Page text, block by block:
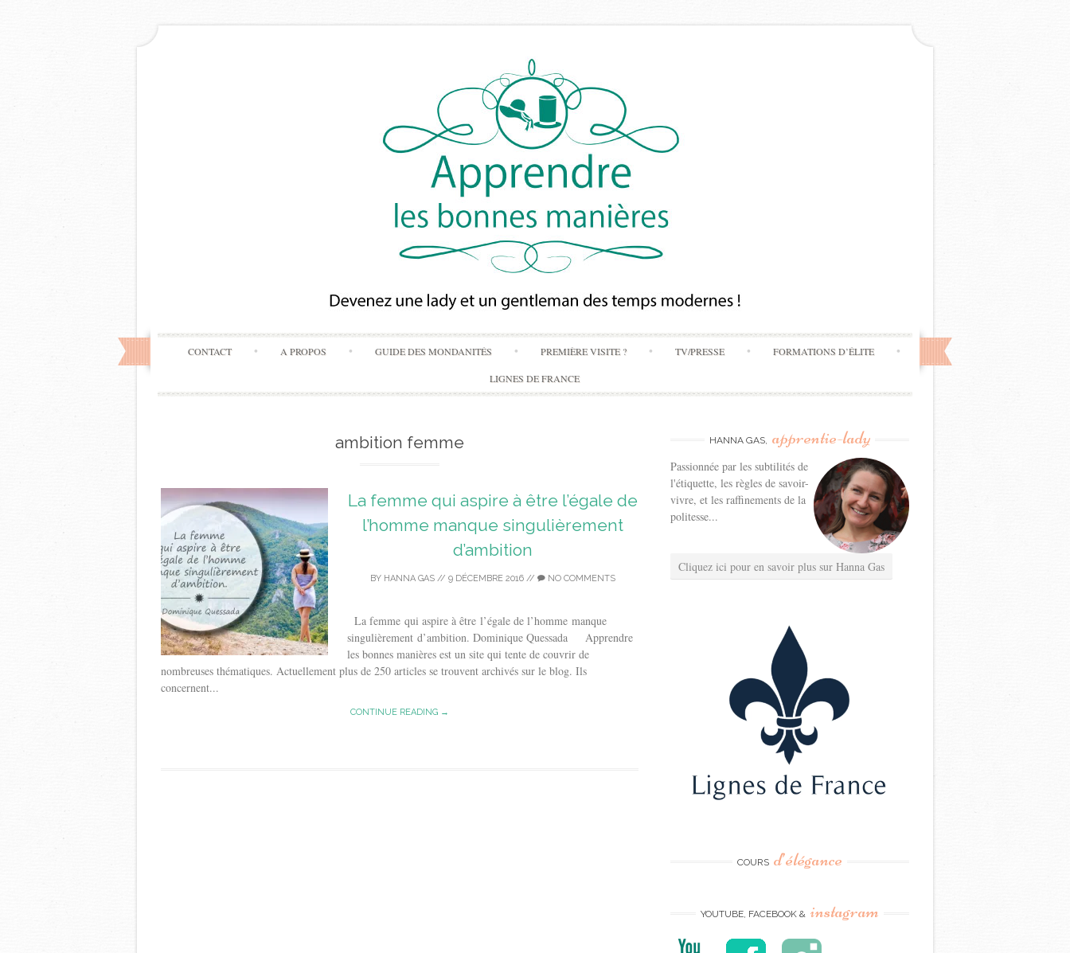
Skip
to
content
CONTACT A PROPOS GUIDE DES MONDANITÉS PREMIÈRE VISITE ? TV/PRESSE FORMATIONS D’ÉLITE
LIGNES DE FRANCE
ambition femme
La femme qui aspire à être l’égale de
l’homme manque singulièrement
d’ambition
BY HANNA GAS // 9 DÉCEMBRE 2016 // NO COMMENTS
La femme qui aspire à être l’égale de l’homme manque
singulièrement d’ambition. Dominique Quessada Apprendre
les bonnes manières est un site qui tente de couvrir de
nombreuses thématiques. Actuellement plus de 250 articles se trouvent archivés sur le blog. Ils
concernent...
CONTINUE READING →
HANNA GAS, apprentie-lady
Passionnée par les subtilités de
l'étiquette, les règles de savoir-
vivre, et les raffinements de la
politesse...
Cliquez ici pour en savoir plus sur Hanna Gas
COURS d’élégance
YOUTUBE, FACEBOOK & instagram